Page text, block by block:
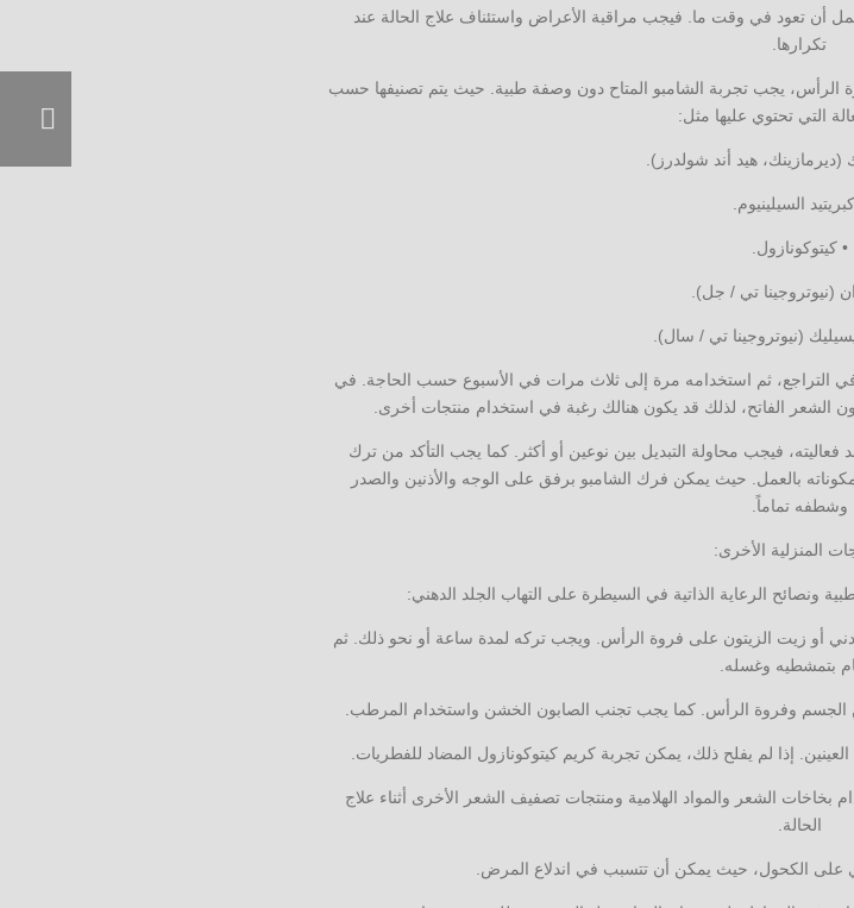
أن تعود في وقت ما. فيجب مراقبة الأعراض واستئناف علاج الحالة عند
تكرارها.
الرأس، يجب تجربة الشامبو المتاح دون وصفة طبية. حيث يتم تصنيفها حسب
التي تحتوي عليها مثل:
(ديرمازينك، هيد أند شولدرز).
السيلينيوم.
• كيتوكونازول.
(نيوتروجينا تي / جل).
(نيوتروجينا تي / سال).
التراجع، ثم استخدامه مرة إلى ثلاث مرات في الأسبوع حسب الحاجة. في
الشعر الفاتح، لذلك قد يكون هنالك رغبة في استخدام منتجات أخرى.
فعاليته، فيجب محاولة التبديل بين نوعين أو أكثر. كما يجب التأكد من ترك
بالعمل. حيث يمكن فرك الشامبو برفق على الوجه والأذنين والصدر
وشطفه تماماً.
المنزلية الأخرى:
ونصائح الرعاية الذاتية في السيطرة على التهاب الجلد الدهني:
أو زيت الزيتون على فروة الرأس. ويجب تركه لمدة ساعة أو نحو ذلك. ثم
بتمشطيه وغسله.
وفروة الرأس. كما يجب تجنب الصابون الخشن واستخدام المرطب.
إذا لم يفلح ذلك، يمكن تجربة كريم كيتوكونازول المضاد للفطريات.
الشعر والمواد الهلامية ومنتجات تصفيف الشعر الأخرى أثناء علاج
الحالة.
على الكحول، حيث يمكن أن تتسبب في اندلاع المرض.